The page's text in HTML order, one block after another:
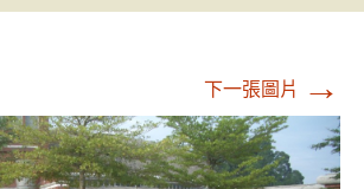
下一張圖片 →